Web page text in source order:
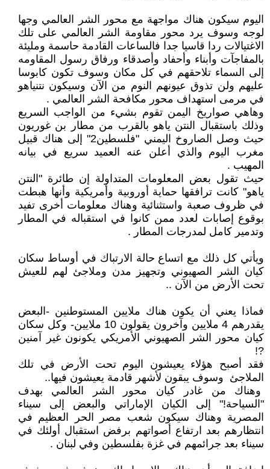
اليوم سيكون هناك مواجهة مع محور الشر العالمي وجها
لوجه وسوف يرد محور مقاومة الشر العالمي على تلك
الاغتيالات ردا قاسيا جدا فالساعات القادمة حاسمة ومليئة
بالمفاجآت وأبناء وأحفاد وأصدقاء ورفاق رسول المقاومه
إلى السماء تلاحقهم في كل مكان وسوف تكون كابوسا
عليهم ولن تذوق عيونهم النوم من الآن وسيكون نتنياهو
في مرمى استهداف محور مكافحة الشر العالمي .
وهاهي صواريخ اليمن تقوم بشيء من الواجب السريع
وذلك باستقبال النتن ياهو بالقرب من مطار بن غوريون
حيث وصل الصاروخ اليمني "فلسطين2" إلى هناك قبيل
مغرب اليوم والذي أعلن عنه العميد سريع في بيانه
المهيب .
حيث تقول بعض المعلومات المتداولة إن طائرة "النتن
ياهو" كانت ترافقها حماية أوروبية وأمريكية وأنها هبطت
في ظروف صعبة واستثنائية وهناك معلومات أخرى تفيد
بوقوع إصابات لعدد ممن كانوا في استقباله في المطار
وتدمير كامل لمدرجات المطار .
ويأتي كل ذلك مع اتساع حالة الارتباك في أوساط سكان
كيان الشر الصهيوني وتجهيز مدن وملاجئ لهم للعيش
تحت الأرض من الآن ..
فماذا يعني أن يكون هناك ملايين المستوطنين -البعض
يقدرهم 4 ملايين وآخرون يقولون 10 ملايين- وكل سكان
كيان محور الشر الصهيوني الأمريكي يكونون غير آمنين
?!
فقد أصبح هؤلاء يعيشون اليوم تحت الأرض في تلك
الملاجئ وسوف يبقون لأشهر قادمة يعيشون فيها..
وهناك من غادر كيان محور الشر العالمي بهدف
"السياحة!" إلى الكيان الإماراتي والبعض إلى سيناء
المصرية وهناك سيكون شعب مصر الحر العظيم في
انتظارهم بعد ارتفاع أصواتهم برفض استقبال أولئك في
سيناء بعد جرائمهم في غزة بفلسطين وفي لبنان .